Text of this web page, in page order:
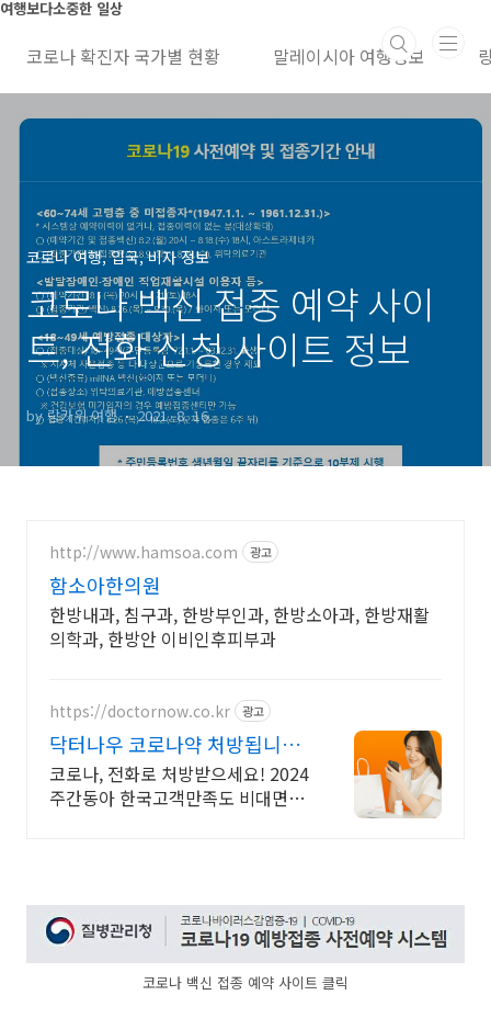
본문 바로가기
여행보다소중한 일상
코로나 확진자 국가별 현황 말레이시아 여행정보
코로나 여행, 입국, 비자 정보
코로나 백신 접종 예약 사이
트, 전화 신청 사이트 정보
by 랑카위 여행 2021. 8. 16.
http://www.hamsoa.com 광고
함소아한의원
한방내과, 침구과, 한방부인과, 한방소아과, 한방재활
의학과, 한방안 이비인후피부과
https://doctornow.co.kr 광고
닥터나우 코로나약 처방됩니다
365일 24시간 진료가능
코로나, 전화로 처방받으세요! 2024
주간동아 한국고객만족도 비대면진
코로나 백신 접종 예약 사이트 클릭